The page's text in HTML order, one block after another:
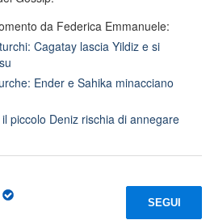
da Federica Emmanuele:
Cagatay lascia Yildiz e si
Ender e Sahika minacciano
piccolo Deniz rischia di annegare
SEGUI